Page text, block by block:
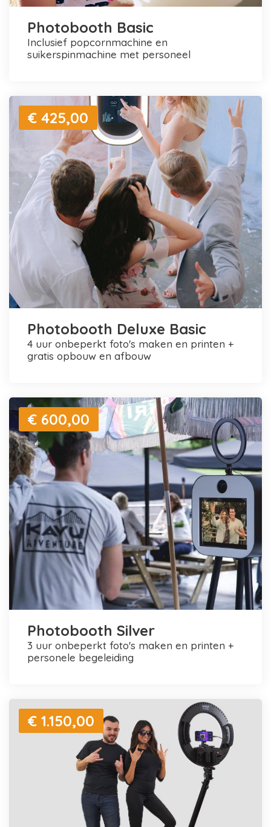
Photobooth Basic
inclusief popcornmachine en
suikerspinmachine met personeel
€ 425,00
Photobooth Deluxe Basic
4 uur onbeperkt foto's maken en printen +
gratis opbouw en afbouw
€ 600,00
Photobooth Silver
3 uur onbeperkt foto's maken en printen +
personele begeleiding
€ 1.150,00